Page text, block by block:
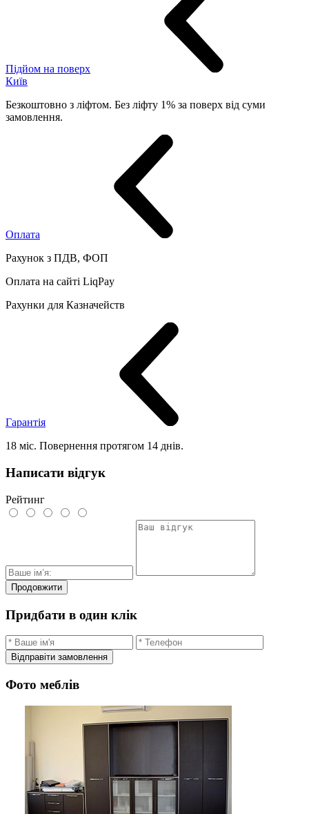
Підйом на поверх
Київ
Безкоштовно з ліфтом. Без ліфту 1% за поверх від суми
замовлення.
Оплата
Рахунок з ПДВ, ФОП
Оплата на сайті LiqPay
Рахунки для Казначейств
Гарантія
18 міс. Повернення протягом 14 днів.
Написати відгук
Рейтинг
Продовжити
Придбати в один клік
Відправіти замовлення
Фото меблів